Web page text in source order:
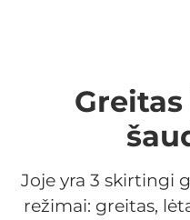
Joje yra 3 skirtingi
režimai: greitas,